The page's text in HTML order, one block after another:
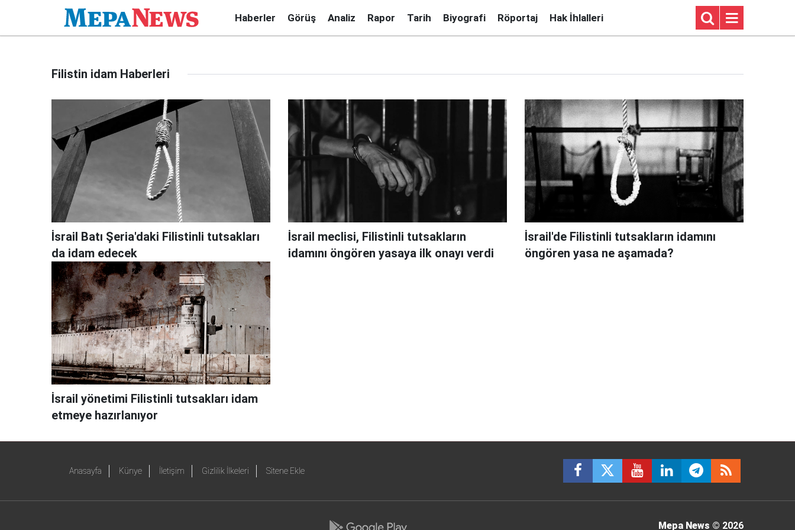
Haberler Görüş Analiz Rapor Tarih Biyografi Röportaj Hak İhlalleri
Filistin idam Haberleri
İsrail Batı Şeria'daki Filistinli tutsakları
da idam edecek
İsrail meclisi, Filistinli tutsakların
idamını öngören yasaya ilk onayı verdi
İsrail'de Filistinli tutsakların idamını
öngören yasa ne aşamada?
İsrail yönetimi Filistinli tutsakları idam
etmeye hazırlanıyor
Anasayfa Künye İletişim Gizlilik İlkeleri Sitene Ekle
Mepa News © 2026